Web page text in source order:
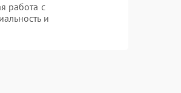
работа с
и